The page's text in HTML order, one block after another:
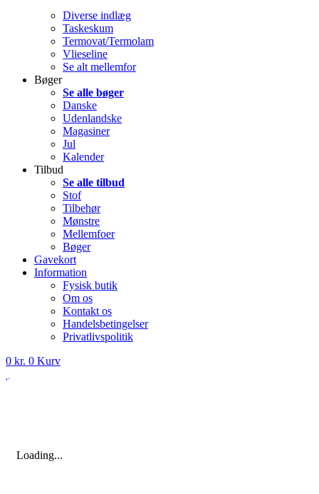
Diverse indlæg
Taskeskum
Termovat/Termolam
Vlieseline
Se alt mellemfor
Bøger
Se alle bøger
Danske
Udenlandske
Magasiner
Jul
Kalender
Tilbud
Se alle tilbud
Stof
Tilbehør
Mønstre
Mellemfoer
Bøger
Gavekort
Information
Fysisk butik
Om os
Kontakt os
Handelsbetingelser
Privatlivspolitik
0 kr. 0 Kurv
Loading...